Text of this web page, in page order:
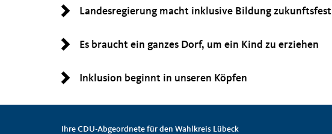
Landesregierung macht inklusive Bildung zukunftsfest
Es braucht ein ganzes Dorf, um ein Kind zu erziehen
Inklusion beginnt in unseren Köpfen
Ihre CDU-Abgeordnete für den Wahlkreis Lübeck